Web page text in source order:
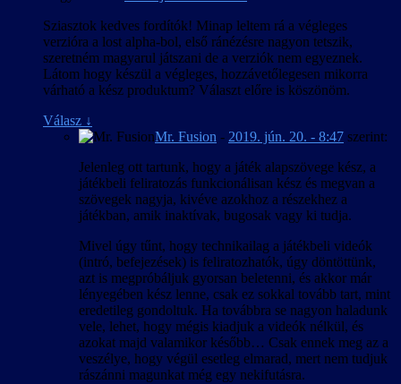
Sziasztok kedves fordítók! Minap leltem rá a végleges
verzióra a lost alpha-bol, első ránézésre nagyon tetszik,
szeretném magyarul játszani de a verziók nem egyeznek.
Látom hogy készül a végleges, hozzávetőlegesen mikorra
várható a kész produktum? Választ előre is köszönöm.
Válasz ↓
Mr. Fusion - 2019. jún. 20. - 8:47 szerint:
Jelenleg ott tartunk, hogy a játék alapszövege kész, a
játékbeli feliratozás funkcionálisan kész és megvan a
szövegek nagyja, kivéve azokhoz a részekhez a
játékban, amik inaktívak, bugosak vagy ki tudja.
Mivel úgy tűnt, hogy technikailag a játékbeli videók
(intró, befejezések) is feliratozhatók, úgy döntöttünk,
azt is megpróbáljuk gyorsan beletenni, és akkor már
lényegében kész lenne, csak ez sokkal tovább tart, mint
eredetileg gondoltuk. Ha továbbra se nagyon haladunk
vele, lehet, hogy mégis kiadjuk a videók nélkül, és
azokat majd valamikor később… Csak ennek meg az a
veszélye, hogy végül esetleg elmarad, mert nem tudjuk
rászánni magunkat még egy nekifutásra.